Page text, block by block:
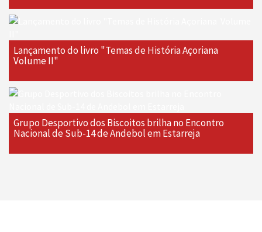
Lançamento do livro "Temas de História Açoriana 
Volume II"
Grupo Desportivo dos Biscoitos brilha no Encontro
Nacional de Sub-14 de Andebol em Estarreja